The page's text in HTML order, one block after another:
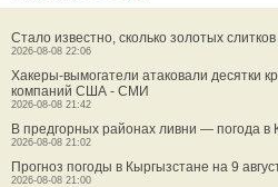
Стало известно, сколько золотых
2026-08-08 22:06
Хакеры-вымогатели атаковали десятки
компаний США - СМИ
2026-08-08 21:42
В предгорных районах ливни — погода в
2026-08-08 21:02
Прогноз погоды в Кыргызстане на 9
2026-08-08 21:00